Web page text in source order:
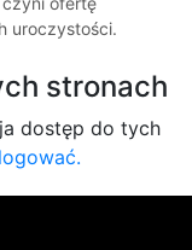
uroczystości.
stronach
dostęp do tych